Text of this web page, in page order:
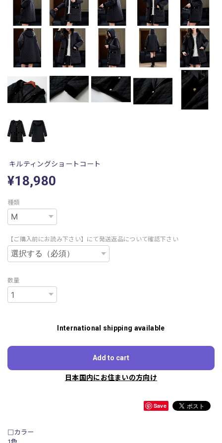
キルティングショートコート
¥18,980
種類
【ご購入前にお読み下さい】にて発送返品について確認下さい
数量
International shipping available
Add to cart
日本国内にお住まいの方向け
Save
□カラー